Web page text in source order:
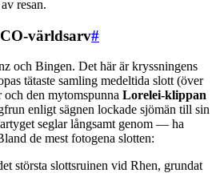
resan.
världsarv#
och Bingen. Det här är kryssningens
tätaste samling medeltida slott (över
och den mytomspunna Lorelei-klippan
enligt sägnen lockade sjömän till sin
seglar långsamt genom — ha
de mest fotogena slotten:
största slottsruinen vid Rhen, grundat